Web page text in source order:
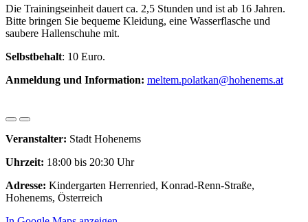
Die Trainingseinheit dauert ca. 2,5 Stunden und ist ab 16 Jahren.
Bitte bringen Sie bequeme Kleidung, eine Wasserflasche und
saubere Hallenschuhe mit.
Selbstbehalt: 10 Euro.
Anmeldung und Information: meltem.polatkan@hohenems.at
Veranstalter: Stadt Hohenems
Uhrzeit: 18:00 bis 20:30 Uhr
Adresse: Kindergarten Herrenried, Konrad-Renn-Straße,
Hohenems, Österreich